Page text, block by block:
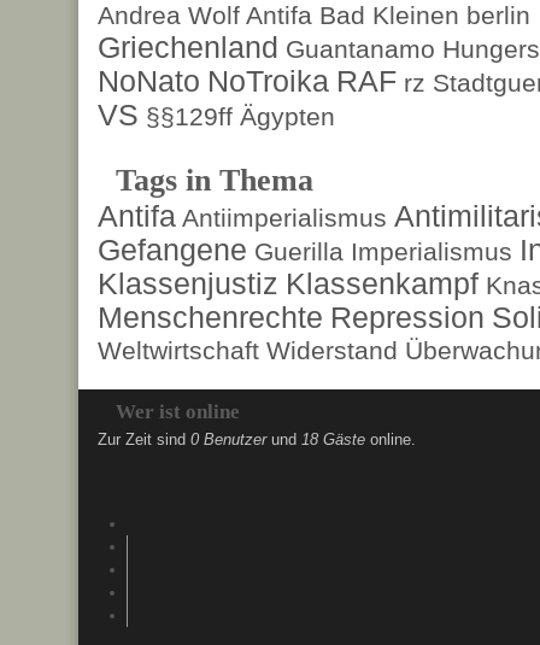
Andrea Wolf Antifa Bad Kleinen berlin
Griechenland Guantanamo
NoNato NoTroika RAF rz
VS §§129ff Ägypten
Tags in Thema
Antifa Antiimperialismus
Gefangene Guerilla Imperialismus
Klassenjustiz Klassenkampf
Menschenrechte Repression
Weltwirtschaft Widerstand
Wer ist online
Zur Zeit sind 0 Benutzerund 18 Gäste online.